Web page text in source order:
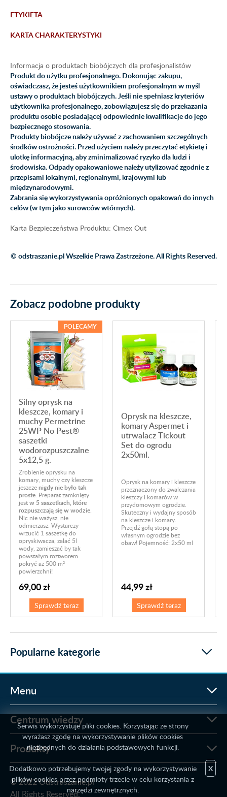
ETYKIETA
KARTA CHARAKTERYSTYKI
Informacja o produktach biobójczych dla profesjonalistów
Produkt do użytku profesjonalnego. Dokonując zakupu,
oświadczasz, że jesteś użytkownikiem profesjonalnym w myśl
ustawy o produktach biobójczych. Jeśli nie spełniasz kryteriów
użytkownika profesjonalnego, zobowiązujesz się do przekazania
produktu osobie posiadającej odpowiednie kwalifikacje do jego
bezpiecznego stosowania.
Produkty biobójcze należy używać z zachowaniem szczególnych
środków ostrożności. Przed użyciem należy przeczytać etykietę i
ulotkę informacyjną, aby zminimalizować ryzyko dla ludzi i
środowiska. Odpady opakowaniowe należy utylizować zgodnie z
przepisami lokalnymi, regionalnymi, krajowymi lub
międzynarodowymi.
Zabrania się wykorzystywania opróżnionych opakowań do innych
celów (w tym jako surowców wtórnych).
Karta Bezpieczeństwa Produktu: Cimex Out
© odstraszanie.pl Wszelkie Prawa Zastrzeżone. All Rights Reserved.
Zobacz podobne produkty
Silny oprysk na
kleszcze, komary i
muchy Permetrine
25WP No Pest®
saszetki
wodorozpuszczalne
5x12,5 g.
POLECAMY
Zrobienie oprysku na
komary, muchy czy kleszcze
jeszczenigdy nie było tak
proste . Preparat zamknięty
jestw 5 saszetkach, które
rozpuszczają się w wodzie
Nic nie ważysz, nie
odmierzasz. Wystarczy
wrzucić 1 saszetkę do
opryskiwacza, zalać 5l
wody, zamieszać by tak
powstałym roztworem
pokryć aż 500 m²
powierzchni!
69,00 zł
Sprawdź teraz
Oprysk na kleszcze,
komary Aspermet i
utrwalacz Tickout
Set do ogrodu
2x50ml.
Oprysk na komary i kleszcze
przeznaczony do zwalczania
kleszczy i komarów w
przydomowym ogrodzie.
Skuteczny i wydajny sposób
na kleszcze i komary.
Przejdź gołą stopą po
własnym ogrodzie bez
obaw! Pojemność: 2x50 ml
44,99 zł
Sprawdź teraz
Popularne kategorie
Menu
Centrum wiedzy
Produkty
© 2022 Odstraszanie.pl
All Rights Reserved.
Serwis wykorzystuje pliki cookies. Korzystając ze strony
wyrażasz zgodę na wykorzystywanie plików cookies
niezbędnych do działania podstawowych funkcji.
Dodatkowo potrzebujemy twojej zgody na wykorzystywanie
plików cookies przez podmioty trzecie w celu korzystania z
narzędzi zewnętrznych.
X